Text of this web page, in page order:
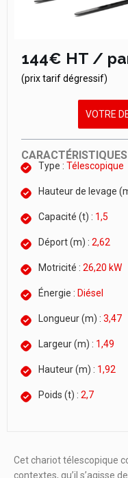
144€ HT /
(prix tarif dégressif)
VOTRE
CARACTÉRISTIQUES
Type : Télescopique
Hauteur de levage
Capacité (t) : 1,5
Déport (m) : 2,62
Motricité : 26,20 kW
Énergie : Diésel
Longueur (m) : 3,47
Largeur (m) : 1,49
Hauteur (m) : 1,92
Poids (t) : 2,7
Cet chariot télescopique
contextes, qu’il s’agisse